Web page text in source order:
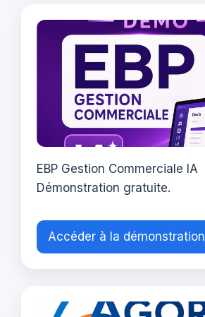
EBP Gestion Commerciale IA
Démonstration gratuite.
Accéder à la démonstration